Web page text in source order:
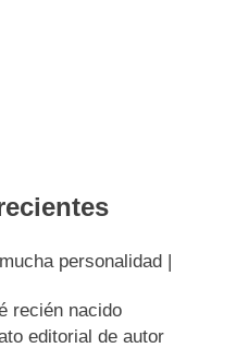
personalidad |
recién nacido
editorial de autor